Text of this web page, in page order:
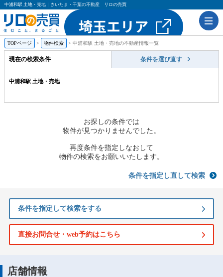
中浦和駅 土地・売地｜さいたま・千葉の不動産 リロの売買
TOPページ 物件検索 中浦和駅 土地・売地の不動産情報一覧
現在の検索条件 条件を選び直す
中浦和駅 土地・売地
お探しの条件では
物件が見つかりませんでした。
再度条件を指定しなおして
物件の検索をお願いいたします。
条件を指定し直して検索
条件を指定して検索をする
直接お問合せ・web予約はこちら
店舗情報